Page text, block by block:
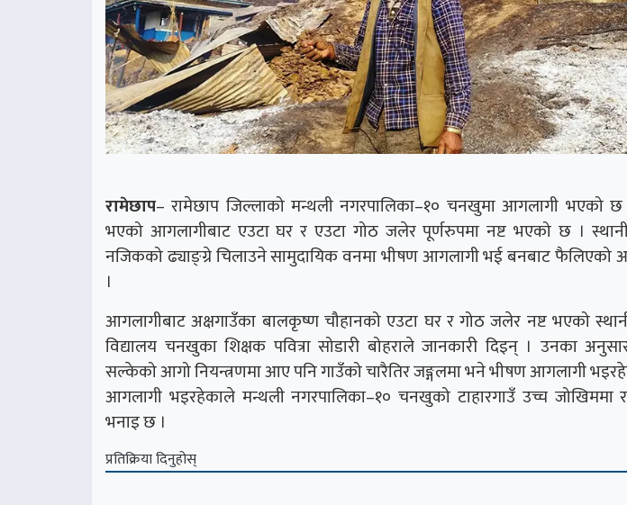
रामेछाप– रामेछाप जिल्लाको मन्थली नगरपालिका–१० चनखुमा आगलागी भएको
भएको आगलागीबाट एउटा घर र एउटा गोठ जलेर पूर्णरुपमा नष्ट भएको छ ।
नजिकको ढ्याङ्ग्रे चिलाउने सामुदायिक वनमा भीषण आगलागी भई बनबाट फैलिएको
।
आगलागीबाट अक्षगाउँका बालकृष्ण चौहानको एउटा घर र गोठ जलेर नष्ट भएको
विद्यालय चनखुका शिक्षक पवित्रा सोडारी बोहराले जानकारी दिइन् । उनका
सल्केको आगो नियन्त्रणमा आए पनि गाउँको चारैतिर जङ्गलमा भने भीषण आगलागी
आगलागी भइरहेकाले मन्थली नगरपालिका–१० चनखुको टाहारगाउँ उच्च जोखिममा
भनाइ छ ।
प्रतिक्रिया दिनुहोस्